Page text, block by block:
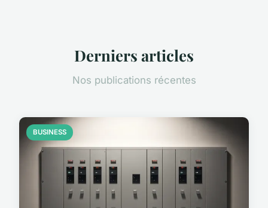
Derniers articles
Nos publications récentes
BUSINESS